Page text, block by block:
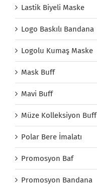
Lastik Biyeli Maske
Logo Baskılı Bandana
Logolu Kumaş Maske
Mask Buff
Mavi Buff
Müze Kolleksiyon Buff
Polar Bere İmalatı
Promosyon Baf
Promosyon Bandana